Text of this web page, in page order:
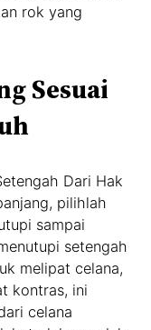
rok yang
Sesuai
Dari Hak
pilihlah
sampai
setengah
melipat celana,
kontras, ini
celana